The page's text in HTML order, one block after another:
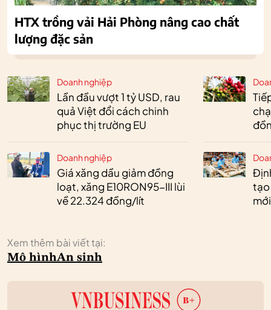
Doanh nghiệp
Lần đầu vượt 1 tỷ USD, rau
quả Việt đổi cách chinh
phục thị trường EU
Doanh nghiệp
Giá xăng dầu giảm đồng
loạt, xăng E10RON95-III lùi
về 22.324 đồng/lít
tạo
Xem thêm bài viết tại:
Mô hìnhAn sinh
HTX trồng vải Hải Phòng nâng cao chất
lượng đặc sản